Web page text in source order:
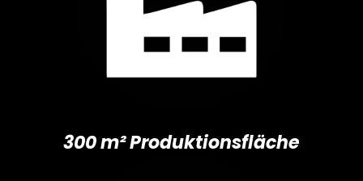
300 m² Produktionsfläche